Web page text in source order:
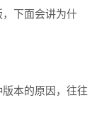
下面会讲为什
本的原因，往往